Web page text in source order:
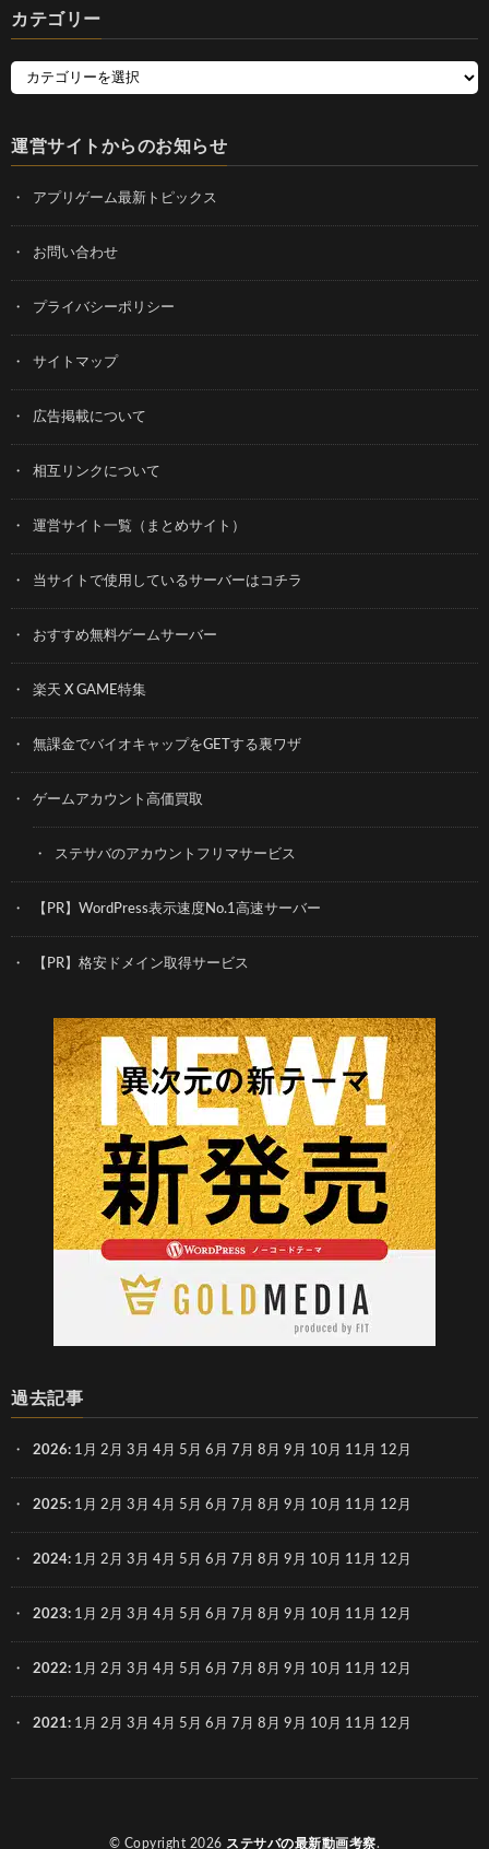
カテゴリー
運営サイトからのお知らせ
アプリゲーム最新トピックス
お問い合わせ
プライバシーポリシー
サイトマップ
広告掲載について
相互リンクについて
運営サイト一覧（まとめサイト）
当サイトで使用しているサーバーはコチラ
おすすめ無料ゲームサーバー
楽天 X GAME特集
無課金でバイオキャップをGETする裏ワザ
ゲームアカウント高価買取
ステサバのアカウントフリマサービス
【PR】WordPress表示速度No.1高速サーバー
【PR】格安ドメイン取得サービス
過去記事
2026: 1月 2月 3月 4月 5月 6月 7月 8月 9月 10月 11月 12月
2025: 1月 2月 3月 4月 5月 6月 7月 8月 9月 10月 11月 12月
2024: 1月 2月 3月 4月 5月 6月 7月 8月 9月 10月 11月 12月
2023: 1月 2月 3月 4月 5月 6月 7月 8月 9月 10月 11月 12月
2022: 1月 2月 3月 4月 5月 6月 7月 8月 9月 10月 11月 12月
2021: 1月 2月 3月 4月 5月 6月 7月 8月 9月 10月 11月 12月
© Copyright 2026 ステサバの最新動画考察.